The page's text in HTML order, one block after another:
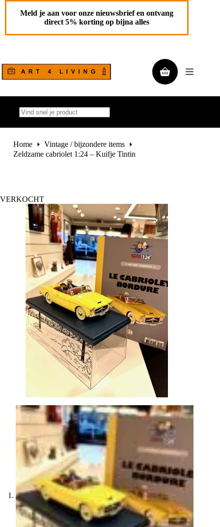
Ga
Meld je aan voor onze nieuwsbrief en ontvang
direct 5% korting op bijna alles
Winkelwagen
resultaten
Home
Vintage / bijzondere items
Zeldzame cabriolet 1:24 – Kuifje Tintin
VERKOCHT